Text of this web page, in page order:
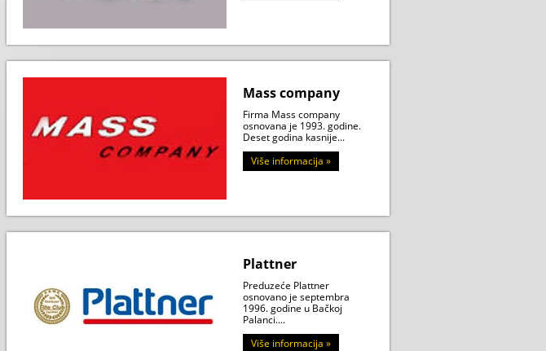
Mass company
Firma Mass company
osnovana je 1993. godine.
Deset godina kasnije...
Više informacija »
Plattner
Preduzeće Plattner
osnovano je septembra
1996. godine u Bačkoj
Palanci....
Više informacija »